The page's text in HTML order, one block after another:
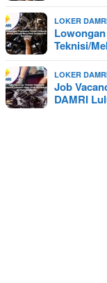
LOKER
Teknisi/
LOKER
Job
DAMRI